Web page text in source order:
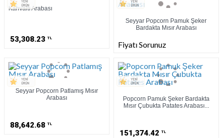
Kahvaltı Arabası
53,308.23 TL
Seyyar Popcorn Pamuk Şeker
Bardakta Mısır Arabası
Fiyatı Sorunuz
Seyyar Popcorn Patlamış Mısır
Arabası
88,642.68 TL
Popcorn Pamuk Şeker Bardakta
Mısır Çubukta Patates Arabası...
151,374.42 TL